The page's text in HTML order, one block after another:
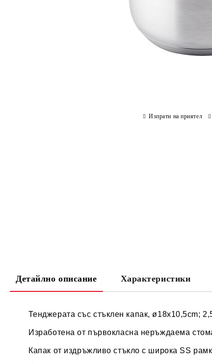
Изпрати на приятел
Детайлно описание Характеристики
Тенджерата със стъклен капак, ø18x10,5cm;
Изработена от първокласна неръждаема
Капак от издръжливо стъкло с широка SS